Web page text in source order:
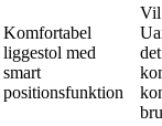
Komfortabel
liggestol med
smart
positionsfunktion
Vil